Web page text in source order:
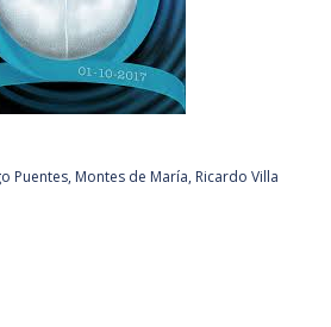
Puentes, Montes de María, Ricardo Villa